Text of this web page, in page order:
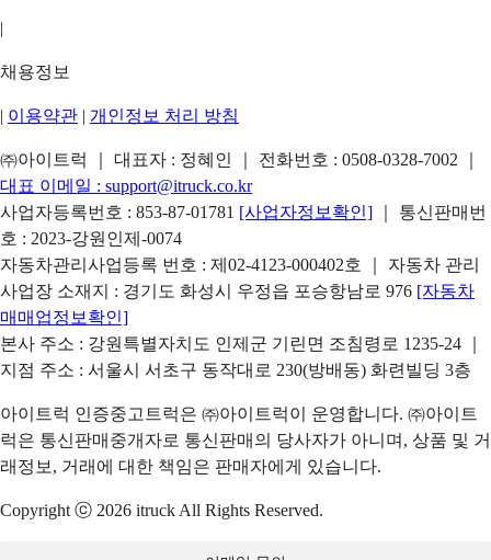
|
채용정보
| 이용약관 | 개인정보 처리 방침
㈜아이트럭 ｜ 대표자 : 정혜인 ｜ 전화번호 : 0508-0328-7002
대표 이메일 : support@itruck.co.kr
사업자등록번호 : 853-87-01781 [사업자정보확인]
｜ 통신판매번
호 : 2023-강원인제-0074
자동차관리사업등록 번호 : 제02-4123-000402호 ｜ 자동차 관리
사업장 소재지 : 경기도 화성시 우정읍 포승항남로 976 [자동차
매매업정보확인]
본사 주소 : 강원특별자치도 인제군 기린면 조침령로 1235-24 ｜
지점 주소 : 서울시 서초구 동작대로 230(방배동) 화련빌딩 3층
아이트럭 인증중고트럭은 ㈜아이트럭이 운영합니다. ㈜아이트
럭은 통신판매중개자로 통신판매의 당사자가 아니며, 상품 및 거
래정보, 거래에 대한 책임은 판매자에게 있습니다.
Copyright ⓒ 2026 itruck All Rights Reserved.